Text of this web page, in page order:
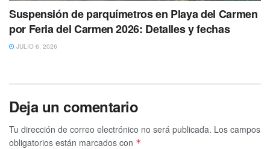
Suspensión de parquímetros en Playa del Carmen
por Feria del Carmen 2026: Detalles y fechas
JULIO 6, 2026
Deja un comentario
Tu dirección de correo electrónico no será publicada. Los campos
obligatorios están marcados con *